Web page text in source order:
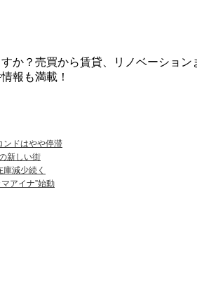
か？売買から賃貸、リノベーショ
報も満載！
ンドはやや停滞
新しい街
減少続く
アイナ”始動